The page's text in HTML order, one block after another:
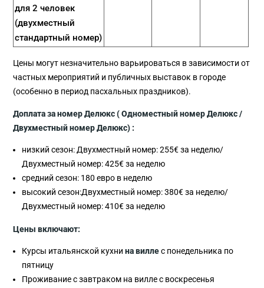
для 2 человек
(двухместный
стандартный номер)
Цены могут незначительно варьироваться в зависимости от
частных мероприятий и публичных выставок в городе
(особенно в период пасхальных праздников).
Доплата за номер Делюкс ( Одноместный номер Делюкс /
Двухместный номер Делюкс) :
низкий сезон: Двухместный номер: 255€ за неделю/
Двухместный номер: 425€ за неделю
средний сезон: 180 евро в неделю
высокий сезон:Двухместный номер: 380€ за неделю/
Двухместный номер: 410€ за неделю
Цены включают:
Курсы итальянской кухни на виллес понедельника по
пятницу
Проживание с завтраком на вилле с воскресенья